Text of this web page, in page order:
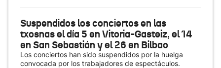
Suspendidos los conciertos en las
txosnas el día 5 en Vitoria-Gasteiz, el 14
en San Sebastián y el 26 en Bilbao
Los conciertos han sido suspendidos por la huelga
convocada por los trabajadores de espectáculos.